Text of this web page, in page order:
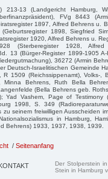
213-13 (Landgericht Hamburg,
FVg 8443
1897, Alfred Behrens u.
1898, Siegfried
1920, Alfred Behrens u.
(Sterberegister 1928,
13 (Bürger-Register 1899-1905
36272 (Armin
Deutsch-Israelitischen Gemeinde
1509 (Reichssippenamt), Volks-,
Behrens, Ruth Bella
(Bella Behrens geb.
Yad Vashem, Page of Testimony
1998, S. 349
seinem freiwilligen Ausscheiden
in Hamburg,
Behrens) 1933, 1937, 1938, 1939.
/ Seitenanfang
Der Stolperstein
Stein in Hamburg